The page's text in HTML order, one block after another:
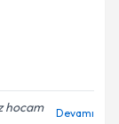
oluşturun.
takvim
hocam
Devamı